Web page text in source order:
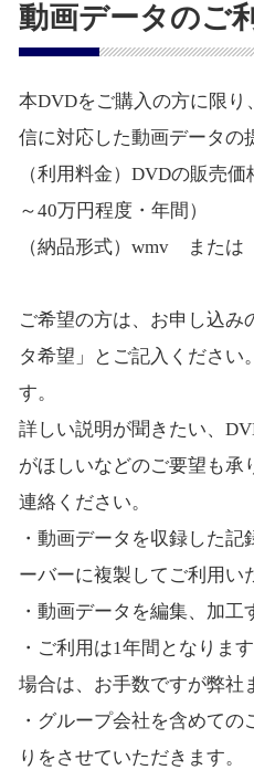
動画データのご
本DVDをご購入の方に限
信に対応した動画データの
（利用料金）DVDの販売
～40万円程度・年間）
（納品形式）wmv また
ご希望の方は、お申し込み
タ希望」とご記入ください
す。
詳しい説明が聞きたい、
がほしいなどのご要望も承
連絡ください。
・動画データを収録した
ーバーに複製してご利用い
・動画データを編集、加工
・ご利用は1年間となりま
場合は、お手数ですが弊社
・グループ会社を含めて
りをさせていただきます。